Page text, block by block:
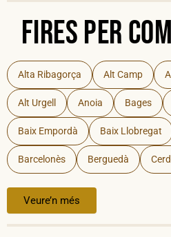
Fires per
Alta Ribagorça Alt Camp
Alt Urgell Anoia Bages
Baix Empordà Baix Llobregat
Barcelonès Berguedà
Veure’n més